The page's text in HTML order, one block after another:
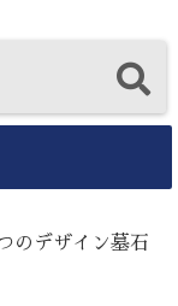
のデザイン墓石